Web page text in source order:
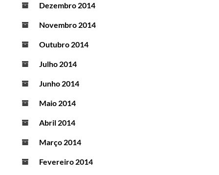
Dezembro 2014
Novembro 2014
Outubro 2014
Julho 2014
Junho 2014
Maio 2014
Abril 2014
Março 2014
Fevereiro 2014